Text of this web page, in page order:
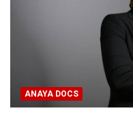
ANAYA DOCS